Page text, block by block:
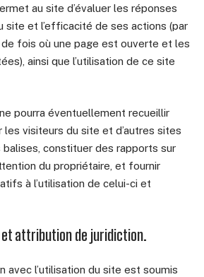
au site d’évaluer les réponses
site et l’efficacité de ses actions (par
fois où une page est ouverte et les
ainsi que l’utilisation de ce site
pourra éventuellement recueillir
visiteurs du site et d’autres sites
constituer des rapports sur
du propriétaire, et fournir
à l’utilisation de celui-ci et
et attribution de juridiction.
avec l’utilisation du site est soumis